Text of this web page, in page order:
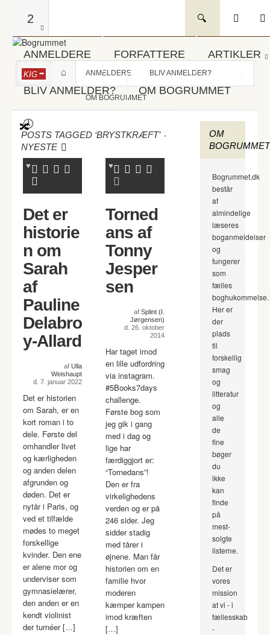
2
ANMELDERE FORFATTERE ARTIKLER
BLIV ANMELDER? OM BOGRUMMET
KIG ANMELDERE BLIV ANMELDER?
OM BOGRUMMET
POSTS TAGGED ‘BRYSTKRÆFT’ -
NYESTE
Det er
historie
n om
Sarah
af
Pauline
Delabro
y-Allard
af Ulla
Weishaupt
d. 7. januar 2022
Det er historien
om Sarah, er en
kort roman i to
dele. Første del
omhandler livet
og kærligheden
og anden delen
afgrunden og
døden. Det er
nytår i Paris, og
ved et tilfælde
mødes to meget
forskellige
kvinder. Den ene
er alene mor og
underviser som
gymnasielærer,
den anden er en
kendt violinist
der turnéer […]
Torned
ans af
Tonny
Jesper
sen
af Splint (I.
Jørgensen)
d. 26. oktober
2014
Har taget imod
en lille udfordring
via instagram.
#5Books7days
challenge.
Første bog som
jeg gik i gang
med i dag og
lige har
færdiggjort er:
“Tornedans”!
Den er fra
virkelighedens
verden og er på
246 sider. Jeg
sidder stadig
med tårer i
øjnene. Man får
historien om en
familie hvor
moderen
kæmper kampen
imod kræften
[…]
OM
BOGRUMMET
Bogrummet.dk
består
af
almindelige
læseres
boganmeldelser
og
fungerer
som
fælles
boghukommelse.
Her er
der
plads
til
forskellig
smag
og
litteratur
og
alle
de
fine
bøger
du
ikke
kan
finde
på
mest-
solgte
listerne.
Det er
vores
mission
at vi - i
fællesskab
-